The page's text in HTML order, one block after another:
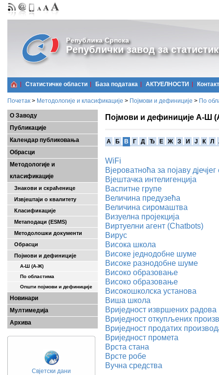
Република Српска
Републички завод за
Статистичке области Базa података АКТУЕЛНОСТИ Контакт
Почетак > Методологије и класификације > Појмови и дефиниције > По
О Заводу
Публикације
Календар публиковања
Обрасци
Методологије и
класификације
Знакови и скраћенице
Извјештаји о квалитету
Класификације
Метаподаци (ESMS)
Методолошки документи
Обрасци
Појмови и дефиниције
А-Ш (A-Ж)
По областима
Општи појмови и дефиниције
Новинари
Мултимедија
Архива
Свјетски дани
Појмови и дефиниције А-Ш
A Б В Г Д Ђ Е Ж З И Ј К Л
WiFi
Вјероватноћа за појаву
Вјештачка интелигенција
Васпитне групе
Величина предузећа
Величина сиромаштва
Визуелна пројекција
Виртуелни агент (Chatbots)
Вирус
Висока школа
Високе једнодобне шуме
Високе разнодобне шуме
Високо образовање
Високо образовање
Високошколска установа
Виша школа
Вриједност извршених радова
Вриједност откупљених
Вриједност продатих
Вриједност промета
Врста стана
Врсте робе
Вучна средства